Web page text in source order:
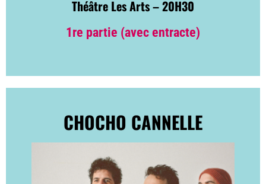
Théâtre Les Arts – 20H30
1re partie (avec entracte)
CHOCHO CANNELLE